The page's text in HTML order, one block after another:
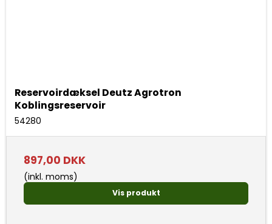
Reservoirdæksel Deutz Agrotron
Koblingsreservoir
54280
897,00 DKK
(inkl. moms)
Vis produkt